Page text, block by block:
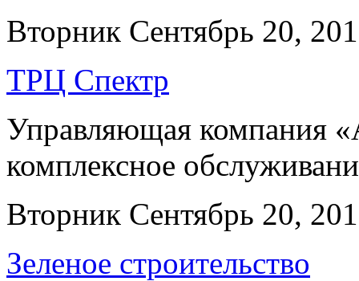
Вторник Сентябрь 20,
ТРЦ Спектр
Управляющая компания
комплексное
Вторник Сентябрь 20,
Зеленое строительство